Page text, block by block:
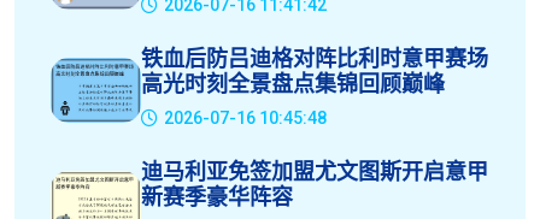
2026-07-16 11:41:42
铁血后防吕迪格对阵比利时意甲赛场
高光时刻全景盘点集锦回顾巅峰
2026-07-16 10:45:48
迪马利亚免签加盟尤文图斯开启意甲
新赛季豪华阵容